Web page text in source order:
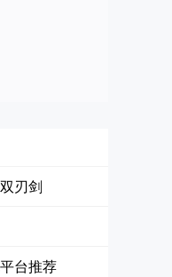
刃剑
台推荐